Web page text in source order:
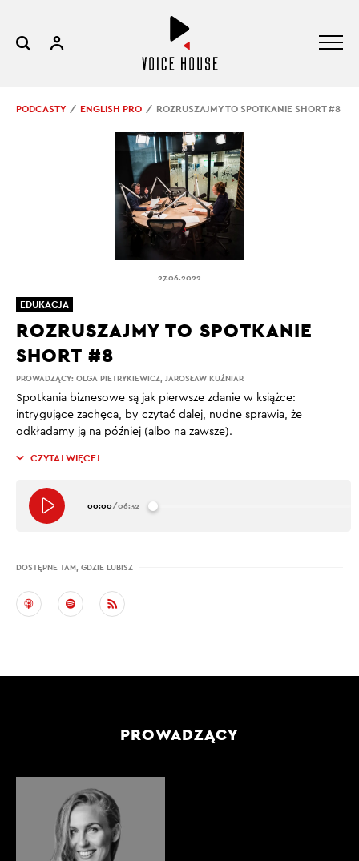
PODCASTY ENGLISH PRO ROZRUSZAJMY TO SPOTKANIE SHORT #8
27.06.2022
PROWADZĄCY: OLGA PIETRYKIEWICZ, JAROSŁAW KUŹNIAR
ROZRUSZAJMY TO SPOTKANIE
SHORT #8
Spotkania biznesowe są jak pierwsze zdanie w książce:
intrygujące zachęca, by czytać dalej, nudne sprawia, że
odkładamy ją na później (albo na zawsze).
CZYTAJ WIĘCEJ
00:00/06:32
DOSTĘPNE TAM, GDZIE LUBISZ
EDUKACJA
PROWADZĄCY